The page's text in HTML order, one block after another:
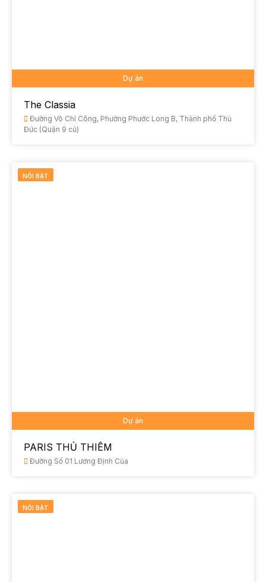
Dự án
The Classia
Đường Võ Chí Công, Phường Phước Long B, Thành phố Thủ
Đức (Quận 9 cũ)
NỔI BẬT
Dự án
PARIS THỦ THIÊM
Đường Số 01 Lương Định Của
NỔI BẬT